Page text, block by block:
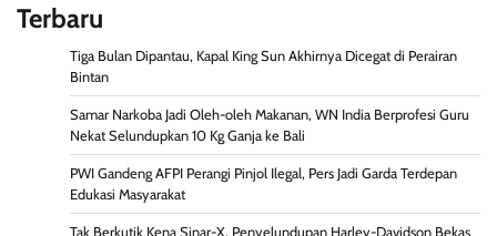
Terbaru
Tiga Bulan Dipantau, Kapal King Sun Akhirnya Dicegat di Perairan
Bintan
Samar Narkoba Jadi Oleh-oleh Makanan, WN India Berprofesi Guru
Nekat Selundupkan 10 Kg Ganja ke Bali
PWI Gandeng AFPI Perangi Pinjol Ilegal, Pers Jadi Garda Terdepan
Edukasi Masyarakat
Tak Berkutik Kena Sinar-X, Penyelundupan Harley-Davidson Bekas